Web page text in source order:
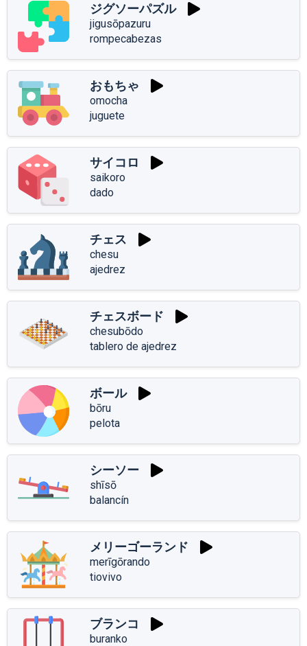
ジグソーパズル
jigusōpazuru
rompecabezas
おもちゃ
omocha
juguete
サイコロ
saikoro
dado
チェス
chesu
ajedrez
チェスボード
chesubōdo
tablero de ajedrez
ボール
bōru
pelota
シーソー
shīsō
balancín
メリーゴーランド
merīgōrando
tiovivo
ブランコ
buranko